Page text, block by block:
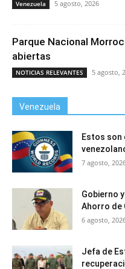
Venezuela 5 agosto, 2026
Parque Nacional
abiertas
NOTICIAS RELEVANTES 5 agosto,
Venezuela
Estos son
7 agosto,
Gobierno
Ahorro de
6 agosto,
Jefa de